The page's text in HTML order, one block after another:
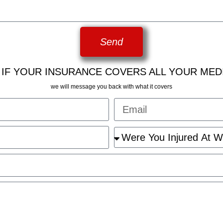
Send
YOUR INSURANCE COVERS ALL YOUR
we will message you back with what it covers